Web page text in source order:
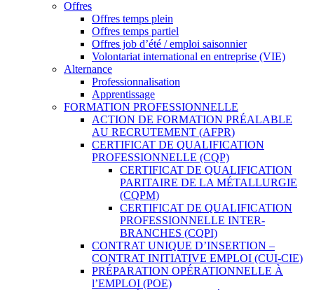
Offres
Offres temps plein
Offres temps partiel
Offres job d’été / emploi saisonnier
Volontariat international en entreprise (VIE)
Alternance
Professionnalisation
Apprentissage
FORMATION PROFESSIONNELLE
ACTION DE FORMATION PRÉALABLE
AU RECRUTEMENT (AFPR)
CERTIFICAT DE QUALIFICATION
PROFESSIONNELLE (CQP)
CERTIFICAT DE QUALIFICATION
PARITAIRE DE LA MÉTALLURGIE
(CQPM)
CERTIFICAT DE QUALIFICATION
PROFESSIONNELLE INTER-
BRANCHES (CQPI)
CONTRAT UNIQUE D’INSERTION –
CONTRAT INITIATIVE EMPLOI (CUI-CIE)
PRÉPARATION OPÉRATIONNELLE À
l’EMPLOI (POE)